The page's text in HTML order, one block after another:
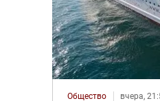
Общество вчера,